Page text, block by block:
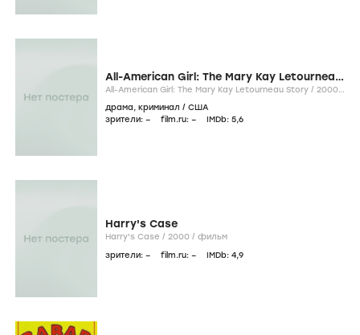
All-American Girl: The Mary Kay Letourneau
Story
All-American Girl: The Mary Kay Letourneau Story / 2000/
драма, криминал / США
зрители: – film.ru: – IMDb: 5,6
Harry's Case
Harry's Case / 2000 / фильм
зрители: – film.ru: – IMDb: 4,9